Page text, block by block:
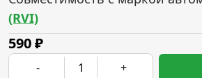
(RVI)
590₽
- +